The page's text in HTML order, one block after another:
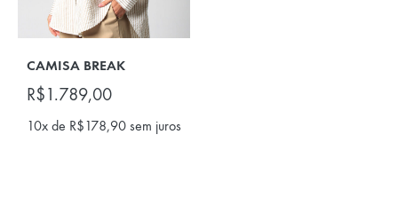
CAMISA BREAK
R$1.789,00
10x de R$178,90 sem juros